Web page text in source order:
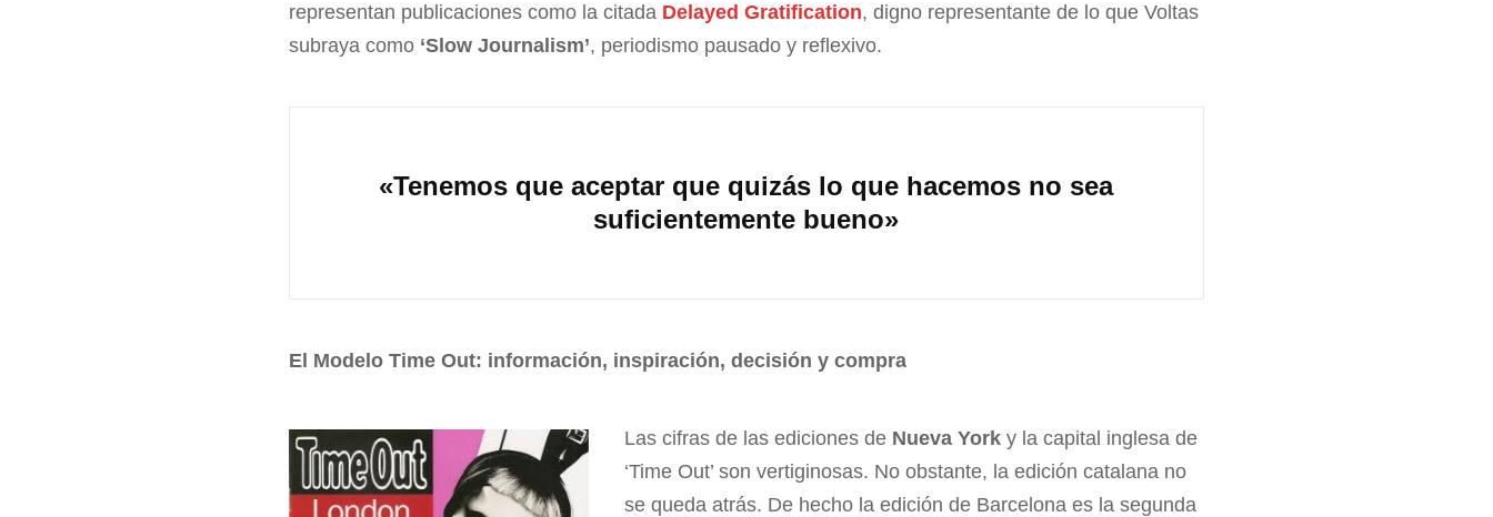
representan publicaciones como la citada Delayed Gratification, digno representante de lo que Voltas
subraya como ‘Slow Journalism’, periodismo pausado y reflexivo.
«Tenemos que aceptar que quizás lo que hacemos no sea
suficientemente bueno»
El Modelo Time Out: información, inspiración, decisión y compra
Las cifras de las ediciones deNueva Yorky la capital inglesa de
‘Time Out’ son vertiginosas. No obstante, la edición catalana no
se queda atrás. De hecho la edición de Barcelona es la segunda